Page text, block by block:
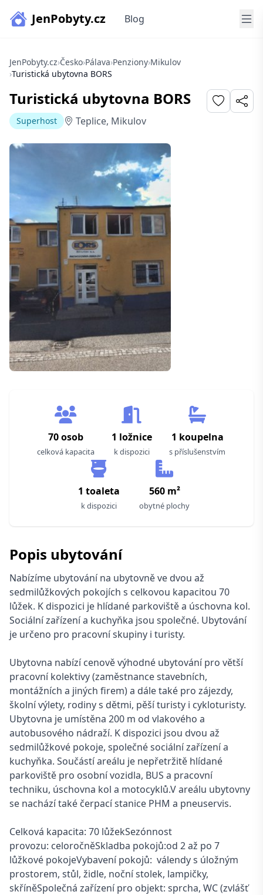
JenPobyty.cz Blog
JenPobyty.cz›Česko›Pálava›Penziony›Mikulov
›Turistická ubytovna BORS
Turistická ubytovna BORS
Superhost Teplice, Mikulov
70 osob
celková kapacita
1 ložnice
k dispozici
1 koupelna
s příslušenstvím
1 toaleta
k dispozici
560 m²
obytné plochy
Popis ubytování
Nabízíme ubytování na ubytovně ve dvou až
sedmilůžkových pokojích s celkovou kapacitou 70
lůžek. K dispozici je hlídané parkoviště a úschovna kol.
Sociální zařízení a kuchyňka jsou společné. Ubytování
je určeno pro pracovní skupiny i turisty.
Ubytovna nabízí cenově výhodné ubytování pro větší
pracovní kolektivy (zaměstnance stavebních,
montážních a jiných firem) a dále také pro zájezdy,
školní výlety, rodiny s dětmi, pěší turisty i cykloturisty.
Ubytovna je umístěna 200 m od vlakového a
autobusového nádraží. K dispozici jsou dvou až
sedmilůžkové pokoje, společné sociální zařízení a
kuchyňka. Součástí areálu je nepřetržitě hlídané
parkoviště pro osobní vozidla, BUS a pracovní
techniku, úschovna kol a motocyklů.V areálu ubytovny
se nachází také čerpací stanice PHM a pneuservis.
Celková kapacita: 70 lůžekSezónnost
provozu: celoročněSkladba pokojů:od 2 až po 7
lůžkové pokojeVybavení pokojů: válendy s úložným
prostorem, stůl, židle, noční stolek, lampičky,
skříněSpolečná zařízení pro objekt: sprcha, WC (zvlášť